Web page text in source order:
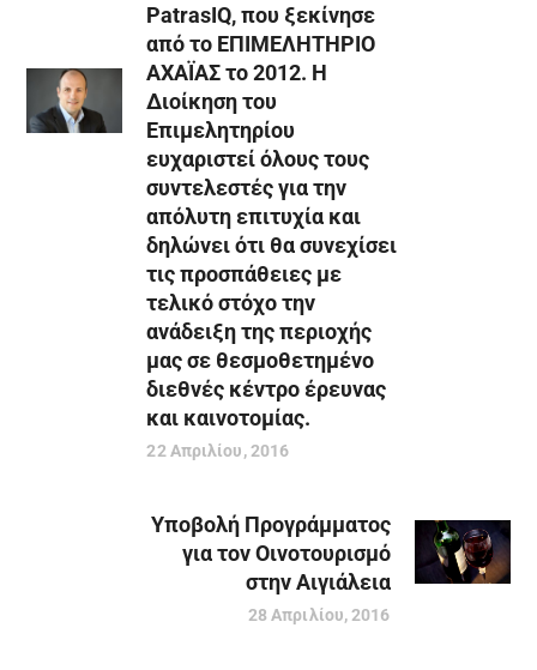
PatrasIQ, που ξεκίνησε
από το ΕΠΙΜΕΛΗΤΗΡΙΟ
ΑΧΑΪΑΣ το 2012. Η
Διοίκηση του
Επιμελητηρίου
ευχαριστεί όλους τους
συντελεστές για την
απόλυτη επιτυχία και
δηλώνει ότι θα συνεχίσει
τις προσπάθειες με
τελικό στόχο την
ανάδειξη της περιοχής
μας σε θεσμοθετημένο
διεθνές κέντρο έρευνας
και καινοτομίας.
22 Απριλίου, 2016
Υποβολή Προγράμματος
για τον Οινοτουρισμό
στην Αιγιάλεια
28 Απριλίου, 2016